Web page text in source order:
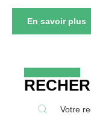
En savoir plus